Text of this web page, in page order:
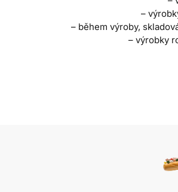
–
– během výroby,
– výrobky